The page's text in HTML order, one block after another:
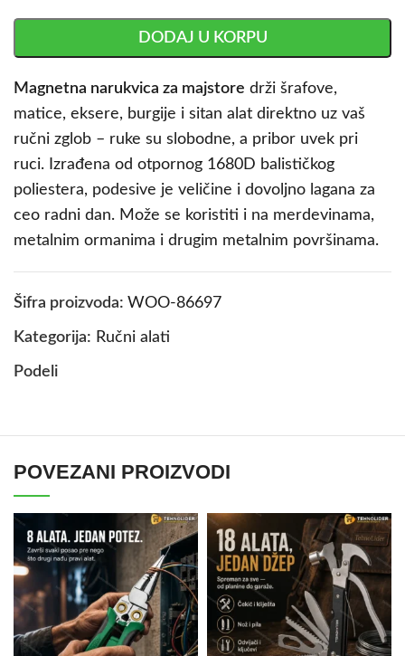
DODAJ U KORPU
Magnetna narukvica za majstore drži šrafove,
matice, eksere, burgije i sitan alat direktno uz vaš
ručni zglob – ruke su slobodne, a pribor uvek pri
ruci. Izrađena od otpornog 1680D balističkog
poliestera, podesive je veličine i dovoljno lagana za
ceo radni dan. Može se koristiti i na merdevinama,
metalnim ormanima i drugim metalnim površinama.
Šifra proizvoda: WOO-86697
Kategorija: Ručni alati
Podeli
POVEZANI PROIZVODI